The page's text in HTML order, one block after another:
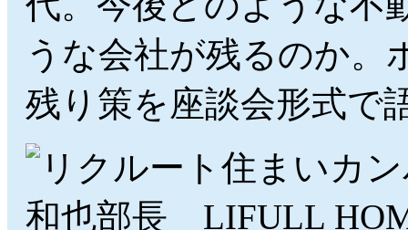
うな会社が残るのか。
残り策を座談会形式で